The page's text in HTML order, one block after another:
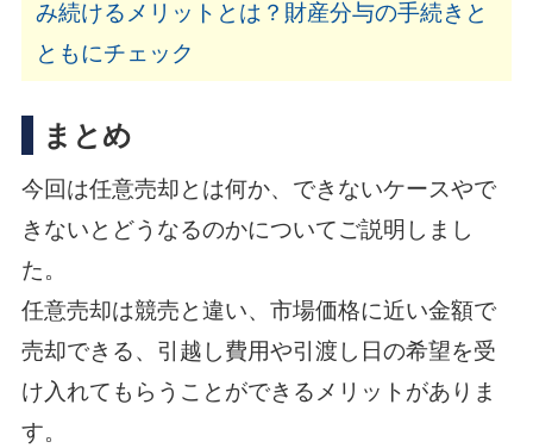
み続けるメリットとは？財産分与の手続きと
ともにチェック
まとめ
今回は任意売却とは何か、できないケースやで
きないとどうなるのかについてご説明しまし
た。
任意売却は競売と違い、市場価格に近い金額で
売却できる、引越し費用や引渡し日の希望を受
け入れてもらうことができるメリットがありま
す。